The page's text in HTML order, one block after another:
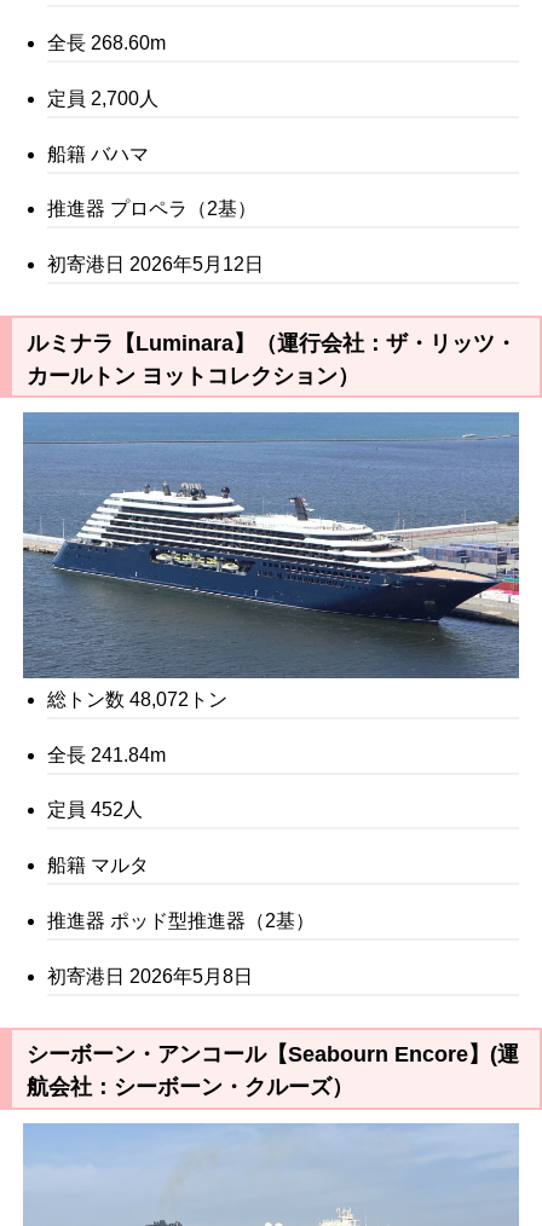
全長 268.60m
定員 2,700人
船籍 バハマ
推進器 プロペラ（2基）
初寄港日 2026年5月12日
ルミナラ【Luminara】（運行会社：ザ・リッツ・
カールトン ヨットコレクション）
総トン数 48,072トン
全長 241.84m
定員 452人
船籍 マルタ
推進器 ポッド型推進器（2基）
初寄港日 2026年5月8日
シーボーン・アンコール【Seabourn Encore】(運
航会社：シーボーン・クルーズ）